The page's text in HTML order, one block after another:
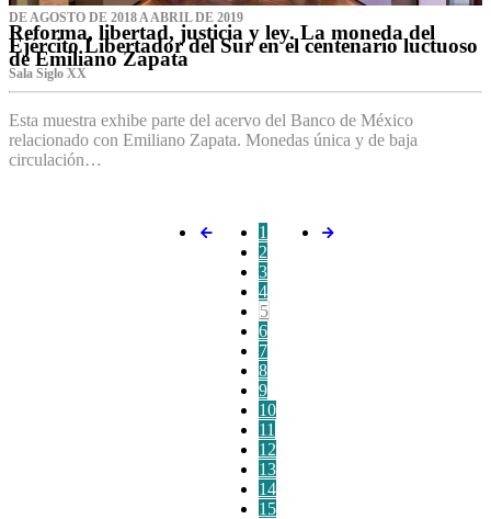
DE AGOSTO DE 2018 A ABRIL DE 2019
Reforma, libertad, justicia y ley. La moneda del
Ejército Libertador del Sur en el centenario luctuoso
de Emiliano Zapata
Sala Siglo XX
Esta muestra exhibe parte del acervo del Banco de México
relacionado con Emiliano Zapata. Monedas única y de baja
circulación…
1
2
3
4
5
6
7
8
9
10
11
12
13
14
15